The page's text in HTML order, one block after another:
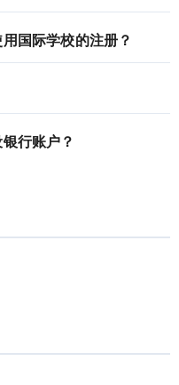
国际学校的注册？
行账户？